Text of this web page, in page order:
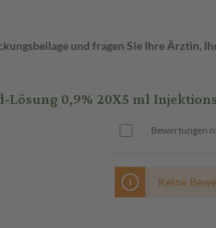
und fragen Sie Ihre Ärztin,
0,9% 20X5 ml
Bewertungen
Keine